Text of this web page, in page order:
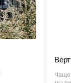
Чаще